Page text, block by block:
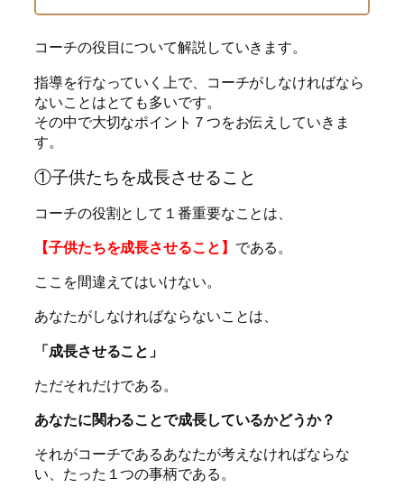
コーチの役目について解説していきます。
指導を行なっていく上で、コーチがしなければなら
ないことはとても多いです。
その中で大切なポイント７つをお伝えしていきま
す。
①子供たちを成長させること
コーチの役割として１番重要なことは、
【子供たちを成長させること】 である。
ここを間違えてはいけない。
あなたがしなければならないことは、
「成長させること」
ただそれだけである。
あなたに関わることで成長しているかどうか？
それがコーチであるあなたが考えなければならな
い、たった１つの事柄である。